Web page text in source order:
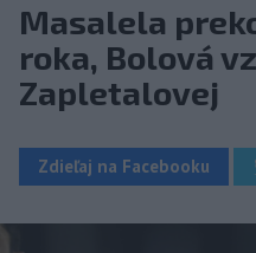
Masalela
roka, Bolová
Zapletalovej
Zdieľaj na Facebooku